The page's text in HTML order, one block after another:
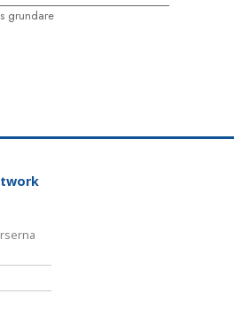
grundare